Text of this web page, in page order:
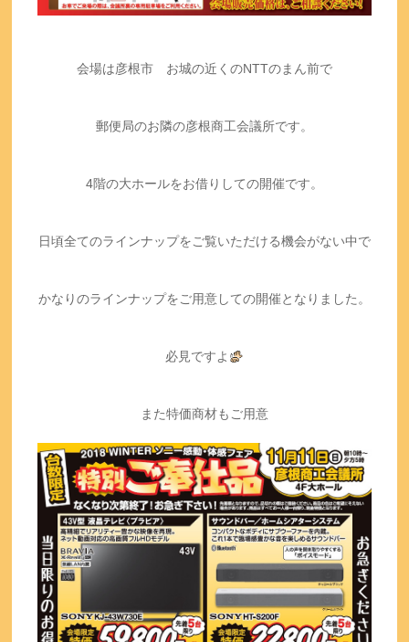
会場は彦根市 お城の近くのNTTのまん前で
郵便局のお隣の彦根商工会議所です。
4階の大ホールをお借りしての開催です。
日頃全てのラインナップをご覧いただける機会がない中で
かなりのラインナップをご用意しての開催となりました。
必見ですよ
また特価商材もご用意